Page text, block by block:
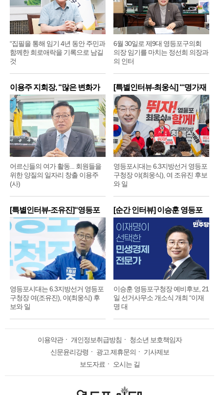
“집필을 통해 임기 4년 동안 주민과
함께한 희로애락을 기록으로 남길
것
6월 30일로 제9대 영등포구의회
의장 임기를 마치는 정선희 의장과
의 인터
이용주 지회장, “많은 변화가
어르신들의 여가 활동... 회원들을
위한 양질의 일자리 창출 이용주
(사)
[특별인터뷰-최웅식] “‘명가재
영등포시대는 6.3지방선거 영등포
구청장 야(최웅식), 여 조유진 후보
와 일
[특별인터뷰-조유진]“영등포
구
영등포시대는 6.3지방선거 영등포
구청장 여(조유진), 야(최웅식) 후
보와 일
[순간 인터뷰] 이승훈 영등포
구
이승훈 영등포구청장 예비후보, 21
일 선거사무소 개소식 개최 “이재
명 대
이용약관ㆍ 개인정보취급방침 ㆍ 청소년 보호책임자
신문윤리강령 ㆍ 광고.제휴문의 ㆍ 기사제보
보도자료ㆍ 오시는 길